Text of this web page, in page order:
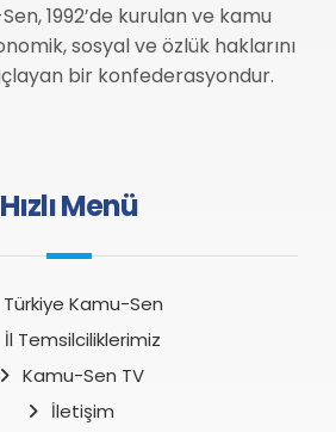
1992’de kurulan ve kamu
sosyal ve özlük haklarını
bir konfederasyondur.
Hızlı Menü
Türkiye Kamu-Sen
İl Temsilciliklerimiz
Kamu-Sen TV
İletişim